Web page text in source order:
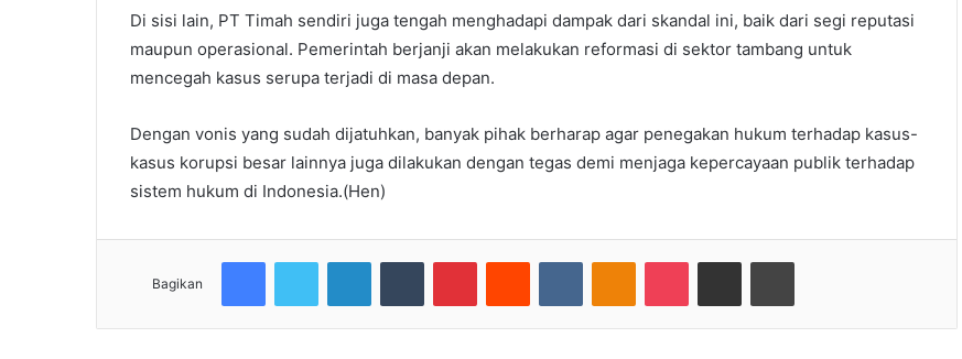
Di sisi lain, PT Timah sendiri juga tengah menghadapi dampak dari skandal ini, baik dari segi reputasi
maupun operasional. Pemerintah berjanji akan melakukan reformasi di sektor tambang untuk
mencegah kasus serupa terjadi di masa depan.
Dengan vonis yang sudah dijatuhkan, banyak pihak berharap agar penegakan hukum terhadap kasus-
kasus korupsi besar lainnya juga dilakukan dengan tegas demi menjaga kepercayaan publik terhadap
sistem hukum di Indonesia.(Hen)
Bagikan
FacebookTwitter LinkedInTumblr PinterestReddit VKontakteOdnoklassniki
Pocket Share via Email Cetak